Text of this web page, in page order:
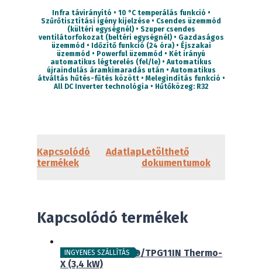
Infra távirányító • 10 °C temperálás funkció •
Szűrőtisztítási igény kijelzése • Csendes üzemmód
(kültéri egységnél) • Szuper csendes
ventilátorfokozat (beltéri egységnél) • Gazdaságos
üzemmód • Időzítő funkció (24 óra) • Éjszakai
üzemmód • Powerful üzemmód • Két irányú
automatikus légterelés (fel/le) • Automatikus
újraindulás áramkimaradás után • Automatikus
átváltás hűtés-fűtés között • Melegindítás funkció •
All DC Inverter technológia • Hűtőközeg: R32
Kapcsolódó
termékek
AdatlapLetölthető
dokumentumok
Kapcsolódó termékek
INGYENES SZÁLLÍTÁS